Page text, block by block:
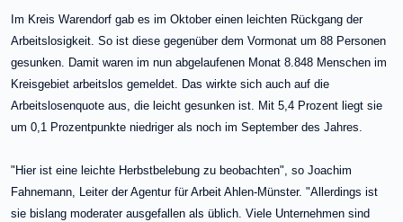
Im Kreis Warendorf gab es im Oktober einen leichten Rückgang der
Arbeitslosigkeit. So ist diese gegenüber dem Vormonat um 88 Personen
gesunken. Damit waren im nun abgelaufenen Monat 8.848 Menschen im
Kreisgebiet arbeitslos gemeldet. Das wirkte sich auch auf die
Arbeitslosenquote aus, die leicht gesunken ist. Mit 5,4 Prozent liegt sie
um 0,1 Prozentpunkte niedriger als noch im September des Jahres.
"Hier ist eine leichte Herbstbelebung zu beobachten", so Joachim
Fahnemann, Leiter der Agentur für Arbeit Ahlen-Münster. "Allerdings ist
sie bislang moderater ausgefallen als üblich. Viele Unternehmen sind